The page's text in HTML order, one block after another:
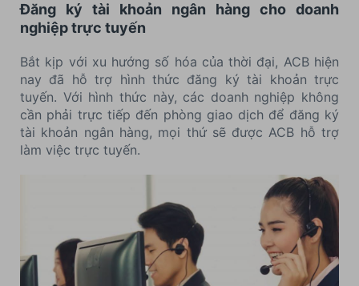
Đăng ký tài khoản ngân hàng cho doanh
nghiệp trực tuyến
Bắt kịp với xu hướng số hóa của thời đại, ACB hiện
nay đã hỗ trợ hình thức đăng ký tài khoản trực
tuyến. Với hình thức này, các doanh nghiệp không
cần phải trực tiếp đến phòng giao dịch để đăng ký
tài khoản ngân hàng, mọi thứ sẽ được ACB hỗ trợ
làm việc trực tuyến.